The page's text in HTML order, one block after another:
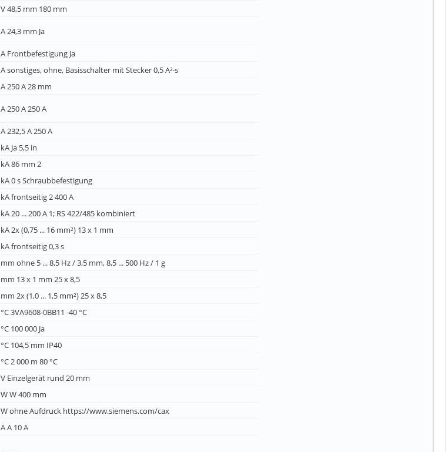
V 48,5 mm 180 mm
A 24,3 mm Ja
A Frontbefestigung Ja
A sonstiges, ohne, Basisschalter mit Stecker 0,5 A²·s
A 250 A 28 mm
A 250 A 250 A
A 232,5 A 250 A
kA Ja 5,5 in
kA 86 mm 2
kA 0 s Schraubbefestigung
kA frontseitig 2 400 A
kA 20 ... 200 A 1; RS 422/485 kombiniert
kA 2x (0,75 ... 16 mm²) 13 x 1 mm
kA frontseitig 0,3 s
mm ohne 5 ... 8,5 Hz / 3,5 mm, 8,5 ... 500 Hz / 1 g
mm 13 x 1 mm 25 x 8,5
mm 2x (1,0 ... 1,5 mm²) 25 x 8,5
°C 3VA9608-0BB11 -40 °C
°C 100 000 Ja
°C 104,5 mm IP40
°C 2 000 m 80 °C
V Einzelgerät rund 20 mm
W W 400 mm
W ohne Aufdruck https://www.siemens.com/cax
A A 10 A